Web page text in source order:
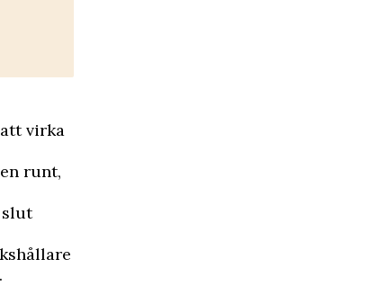
virka
runt,
slut